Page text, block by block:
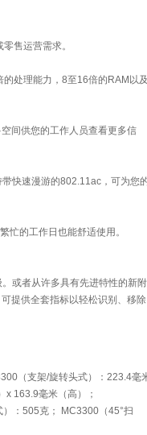
售运营需求。
处理能力，8至16倍的RAM以及
间供您的工作人员查看更多信
快速漫游的802.11ac，可为您
的工作日也能舒适使用。
或者从许多具有先进特性的新附
提供全套指标以轻松识别、移除
（支架/旋转头式）：223.4毫
x 163.9毫米（高）；
：505克； MC3300（45°扫